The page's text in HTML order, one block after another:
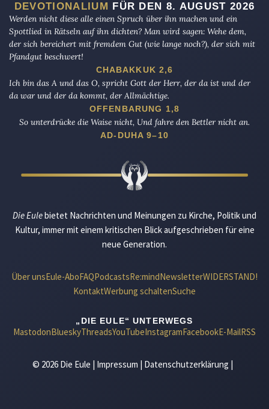
DEVOTIONALIUM FÜR DEN 8. AUGUST 2026
Werden nicht diese alle einen Spruch über ihn machen und ein
Spottlied in Rätseln auf ihn dichten? Man wird sagen: Wehe dem,
der sich bereichert mit fremdem Gut (wie lange noch?), der sich mit
Pfandgut beschwert!
CHABAKKUK 2,6
Ich bin das A und das O, spricht Gott der Herr, der da ist und der
da war und der da kommt, der Allmächtige.
OFFENBARUNG 1,8
So unterdrücke die Waise nicht, Und fahre den Bettler nicht an.
AD-DUHA 9–10
Die Eulebietet Nachrichten und Meinungen zu Kirche, Politik und
Kultur, immer mit einem kritischen Blick aufgeschrieben für eine
neue Generation.
Über unsEule-AboFAQPodcastsRe:mindNewsletterWIDERSTAND!
KontaktWerbung schaltenSuche
„DIE EULE“ UNTERWEGS
MastodonBlueskyThreadsYouTubeInstagramFacebookE-MailRSS
© 2026 Die Eule | Impressum | Datenschutzerklärung |